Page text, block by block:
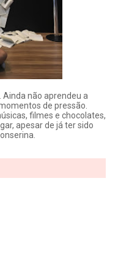
Ainda não aprendeu a
de pressão.
filmes e chocolates,
apesar de já ter sido